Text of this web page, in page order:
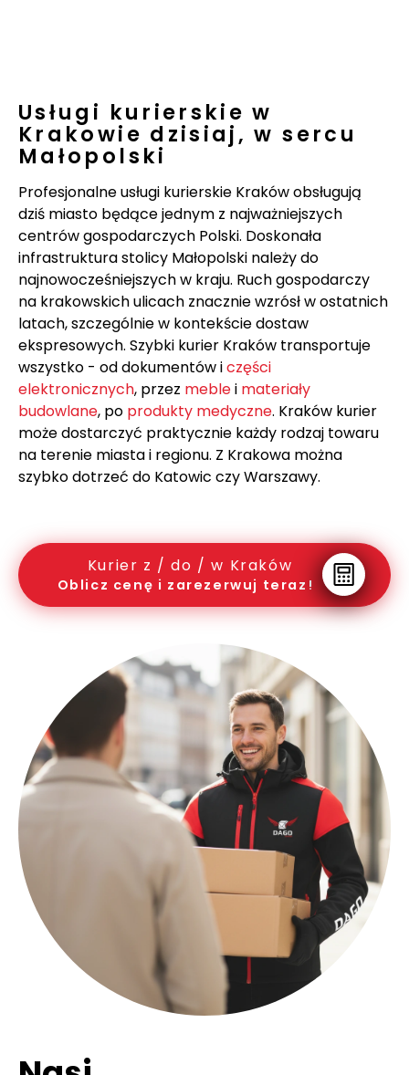
Usługi kurierskie w
Krakowie dzisiaj, w sercu
Małopolski
Profesjonalne usługi kurierskie Kraków obsługują
dziś miasto będące jednym z najważniejszych
centrów gospodarczych Polski. Doskonała
infrastruktura stolicy Małopolski należy do
najnowocześniejszych w kraju. Ruch gospodarczy
na krakowskich ulicach znacznie wzrósł w ostatnich
latach, szczególnie w kontekście dostaw
ekspresowych. Szybki kurier Kraków transportuje
wszystko - od dokumentów iczęści
elektronicznych, przez meblei materiały
budowlane, po produkty medyczne. Kraków kurier
może dostarczyć praktycznie każdy rodzaj towaru
na terenie miasta i regionu. Z Krakowa można
szybko dotrzeć do Katowic czy Warszawy.
Kurier z / do / w Kraków
Oblicz cenę i zarezerwuj teraz!